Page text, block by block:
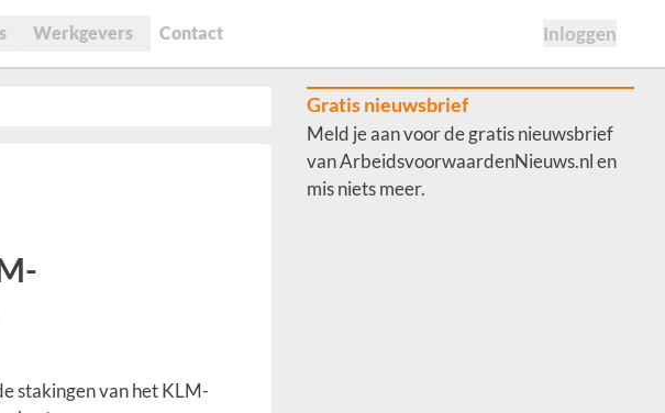
Werkgevers Contact Inloggen
stakingen van het KLM-
Gratis nieuwsbrief
Meld je aan voor de gratis nieuwsbrief
van ArbeidsvoorwaardenNieuws.nl en
mis niets meer.